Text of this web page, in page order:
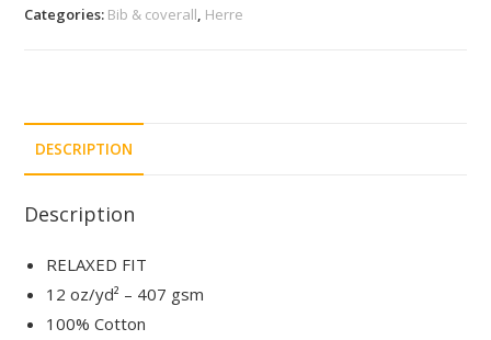
Categories: Bib & coverall, Herre
DESCRIPTION
Description
RELAXED FIT
12 oz/yd² – 407 gsm
100% Cotton